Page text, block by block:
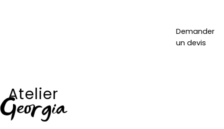
Demander
un devis
Atelier
Georgia